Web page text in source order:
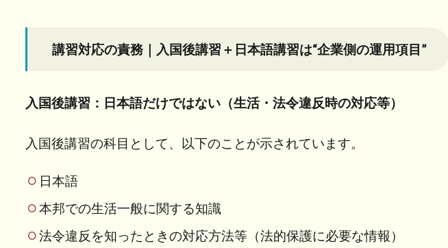
の責
後講
日本
語講
は“企
業側
用項
講習対応の責務｜入国後講習＋日本語講習は“企業側の運用項目”
入国後講習：日本語だけではない（生活・法令違反時の対応等）
入国後講習の科目として、以下のことが示されています。
日本語
本邦での生活一般に関する知識
法令違反を知ったときの対応方法等（法的保護に必要な情報）